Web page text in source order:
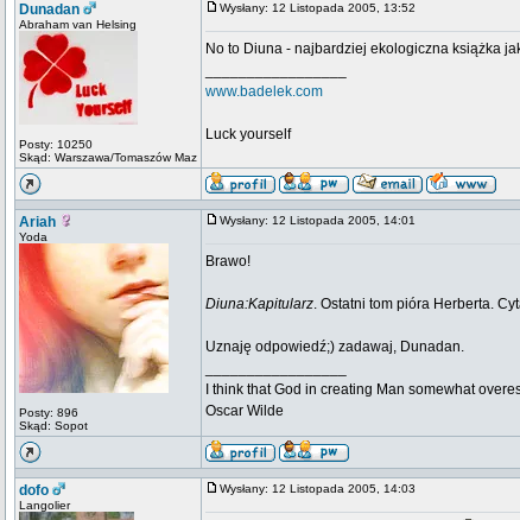
Dunadan
Abraham van Helsing
Posty: 10250
Skąd: Warszawa/Tomaszów Maz
Wysłany: 12 Listopada 2005, 13:52
No to Diuna - najbardziej ekologiczna książka
www.badelek.com
Luck yourself
Ariah
Yoda
Posty: 896
Skąd: Sopot
Wysłany: 12 Listopada 2005, 14:01
Brawo!
Diuna:Kapitularz. Ostatni tom pióra Herberta.
Uznaję odpowiedź;) zadawaj, Dunadan.
I think that God in creating Man somewhat
Oscar Wilde
dofo
Langolier
Wysłany: 12 Listopada 2005, 14:03